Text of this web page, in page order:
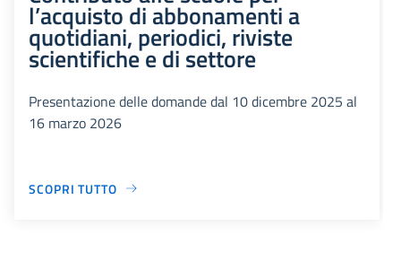
l’acquisto di abbonamenti a
quotidiani, periodici, riviste
scientifiche e di settore
Presentazione delle domande dal 10 dicembre 2025 al
16 marzo 2026
SCOPRI TUTTO